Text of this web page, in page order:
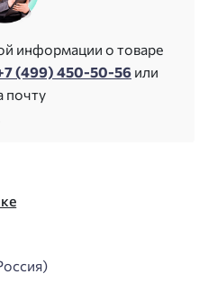
информации о товаре
(499) 450-50-56 или
почту